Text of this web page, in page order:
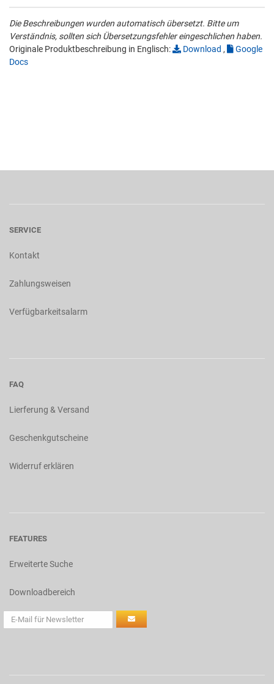
Die Beschreibungen wurden automatisch übersetzt. Bitte um
Verständnis, sollten sich Übersetzungsfehler eingeschlichen haben.
Originale Produktbeschreibung in Englisch:
Download ,
Google
Docs
SERVICE
Kontakt
Zahlungsweisen
Verfügbarkeitsalarm
FAQ
Lierferung & Versand
Geschenkgutscheine
Widerruf erklären
FEATURES
Erweiterte Suche
Downloadbereich